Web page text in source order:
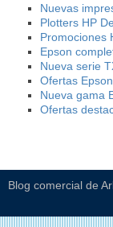
Nuevas
Plotters HP
Promociones
Epson
Nueva serie
Ofertas
Nueva gama
Ofertas
Blog comercial de